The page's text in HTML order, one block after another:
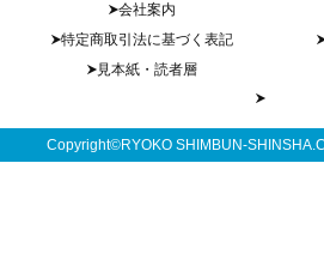
会社案内
特定商取引法に基づく表記
見本紙・読者層
Copyright©RYOKO SHIMBUN-